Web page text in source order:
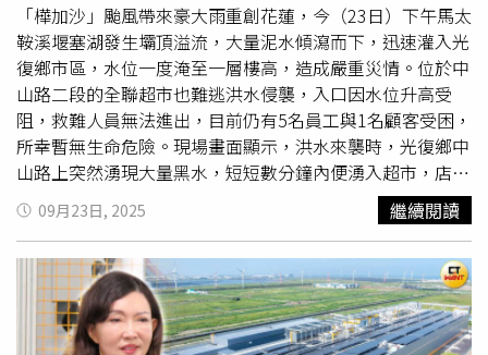
「樺加沙」颱風帶來豪大雨重創花蓮，今（23日）下午馬太
鞍溪堰塞湖發生壩頂溢流，大量泥水傾瀉而下，迅速灌入光
復鄉市區，水位一度淹至一層樓高，造成嚴重災情。位於中
山路二段的全聯超市也難逃洪水侵襲，入口因水位升高受
阻，救難人員無法進出，目前仍有5名員工與1名顧客受困，
所幸暫無生命危險。現場畫面顯示，洪水來襲時，光復鄉中
山路上突然湧現大量黑水，短短數分鐘內便湧入超市，店內
商品瞬間遭水流沖散，貨架一半也浸泡在泥水中。員工見狀
急忙降下鐵捲門，甚至搬來木板試圖阻擋，無奈水勢過於猛
烈，很快就完全淹沒出入口。由於洪水來得太過突然，店內
5名員工及1名顧客來不及撤離，被迫困守在超市內。所幸賣
場內仍有充足食物，並備有發電機提供電力，雖稍晚不排除
面臨斷電風險，但目前受困人員情況穩定。另一方面，因水
09月23日, 2025 繼續閱讀